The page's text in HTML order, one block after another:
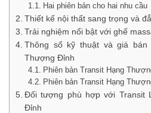
Hai phiên bản cho hai nhu cầu
Thiết kế nội thất sang trọng và
Trải nghiệm nổi bật với ghế
Thông số kỹ thuật và giá bán
Thượng Đỉnh
Phiên bản Transit Hạng
Phiên bản Transit Hạng
Đối tượng phù hợp với Transit
Đỉnh